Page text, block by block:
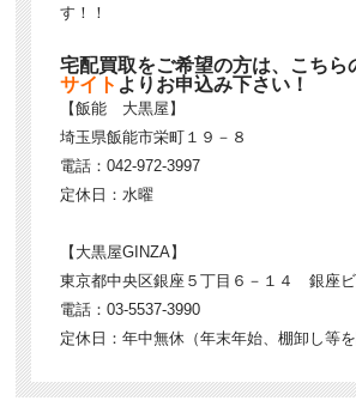
す！！
宅配買取をご希望の方は、こちら
サイト よりお申込み下さい！
【飯能 大黒屋】
埼玉県飯能市栄町１９－８
電話：042-972-3997
定休日：水曜
【大黒屋GINZA】
東京都中央区銀座５丁目６－１４ 銀座
電話：03-5537-3990
定休日：年中無休（年末年始、棚卸し等を